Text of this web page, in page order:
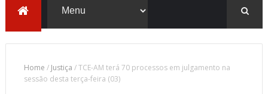
Home / Justiça /TCE-AM terá 70 processos em julgamento na
sessão desta terça-feira (03)